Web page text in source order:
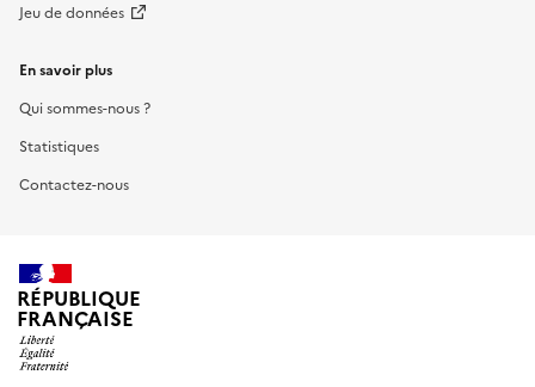
Jeu de données
En savoir plus
Qui sommes-nous ?
Statistiques
Contactez-nous
RÉPUBLIQUE
FRANÇAISE